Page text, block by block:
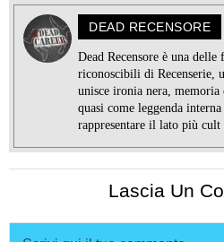
DEAD RECENSORE
Dead Recensore è una
riconoscibili di Recenserie,
unisce ironia nera, memoria
quasi come leggenda
rappresentare il lato più
Lascia Un